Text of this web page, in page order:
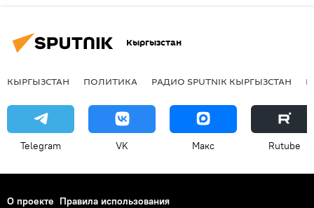
Кыргызстан
КЫРГЫЗСТАН ПОЛИТИКА РАДИО SPUTNIK КЫРГЫЗСТАН
Telegram VK Макс Rutube
О проекте Правила использования